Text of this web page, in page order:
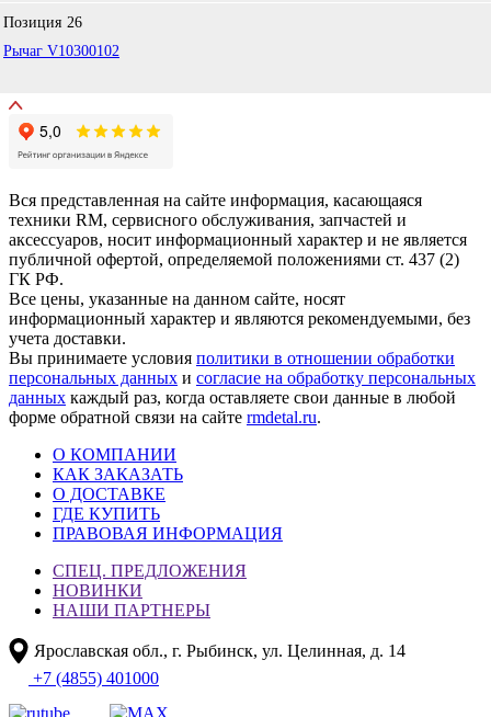
Позиция 26
Рычаг V10300102
Вся представленная на сайте информация, касающаяся
техники RM, сервисного обслуживания, запчастей и
аксессуаров, носит информационный характер и не является
публичной офертой, определяемой положениями ст. 437 (2)
ГК РФ.
Все цены, указанные на данном сайте, носят
информационный характер и являются рекомендуемыми, без
учета доставки.
Вы принимаете условия политики в отношении обработки
персональных данных и согласие на обработку персональных
данных каждый раз, когда оставляете свои данные в любой
форме обратной связи на сайте rmdetal.ru.
О КОМПАНИИ
КАК ЗАКАЗАТЬ
О ДОСТАВКЕ
ГДЕ КУПИТЬ
ПРАВОВАЯ ИНФОРМАЦИЯ
СПЕЦ. ПРЕДЛОЖЕНИЯ
НОВИНКИ
НАШИ ПАРТНЕРЫ
Ярославская обл., г. Рыбинск, ул. Целинная, д. 14
+7 (4855) 401000